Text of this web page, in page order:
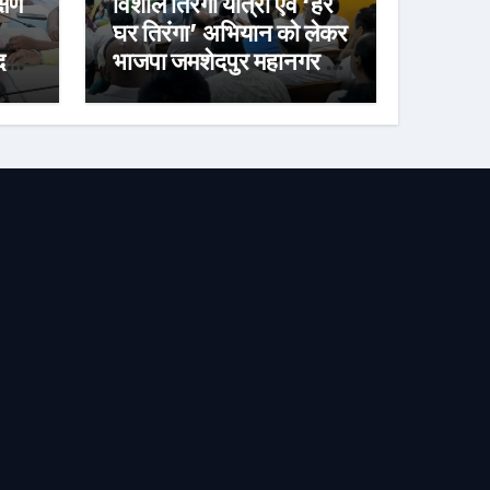
घर तिरंगा’ अभियान को लेकर
भाजपा जमशेदपुर महानगर की
तैयारियां हुई तेज, 9 अगस्त
को साकची नेताजी सुभाष
तिरंगा यात्रा